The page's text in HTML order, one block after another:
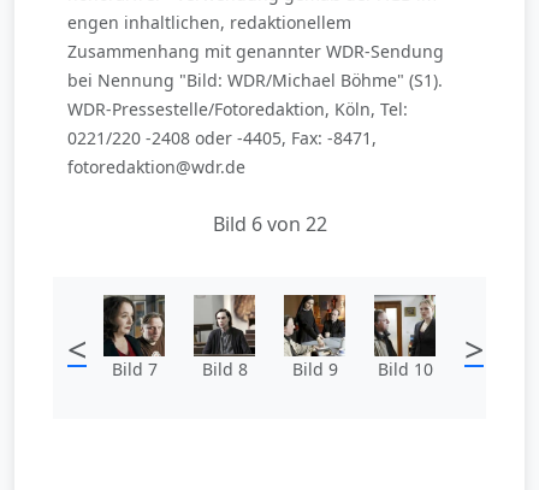
engen inhaltlichen, redaktionellem
Zusammenhang mit genannter WDR-Sendung
bei Nennung "Bild: WDR/Michael Böhme" (S1).
WDR-Pressestelle/Fotoredaktion, Köln, Tel:
0221/220 -2408 oder -4405, Fax: -8471,
fotoredaktion@wdr.de
Bild 6 von 22
< Bild 7 Bild 8 Bild 9 Bild 10 >